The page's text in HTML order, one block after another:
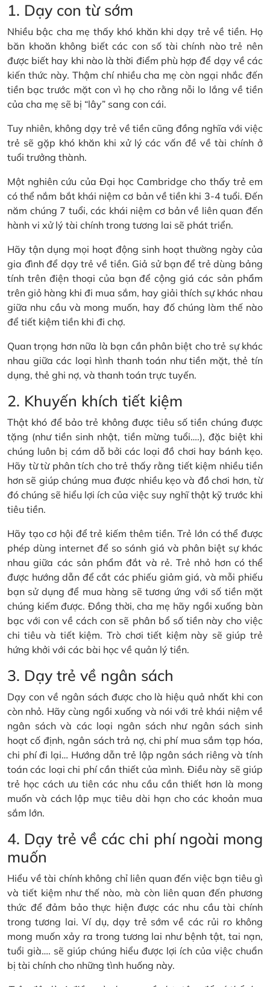
1. Dạy con từ sớm
Nhiều bậc cha mẹ thấy khó khăn khi dạy trẻ về tiền. Họ
băn khoăn không biết các con số tài chính nào trẻ nên
được biết hay khi nào là thời điểm phù hợp để dạy về các
kiến thức này. Thậm chí nhiều cha mẹ còn ngại nhắc đến
tiền bạc trước mặt con vì họ cho rằng nỗi lo lắng về tiền
của cha mẹ sẽ bị “lây” sang con cái.
Tuy nhiên, không dạy trẻ về tiền cũng đồng nghĩa với việc
trẻ sẽ gặp khó khăn khi xử lý các vấn đề về tài chính ở
tuổi trưởng thành.
Một nghiên cứu của Đại học Cambridge cho thấy trẻ em
có thể nắm bắt khái niệm cơ bản về tiền khi 3-4 tuổi. Đến
năm chúng 7 tuổi, các khái niệm cơ bản về liên quan đến
hành vi xử lý tài chính trong tương lai sẽ phát triển.
Hãy tận dụng mọi hoạt động sinh hoạt thường ngày của
gia đình để dạy trẻ về tiền. Giả sử bạn để trẻ dùng bảng
tính trên điện thoại của bạn để cộng giá các sản phẩm
trên giỏ hàng khi đi mua sắm, hay giải thích sự khác nhau
giữa nhu cầu và mong muốn, hay đố chúng làm thế nào
để tiết kiệm tiền khi đi chợ.
Quan trọng hơn nữa là bạn cần phân biệt cho trẻ sự khác
nhau giữa các loại hình thanh toán như tiền mặt, thẻ tín
dụng, thẻ ghi nợ, và thanh toán trực tuyến.
2. Khuyến khích tiết kiệm
Thật khó để bảo trẻ không được tiêu số tiền chúng được
tặng (như tiền sinh nhật, tiền mừng tuổi….), đặc biệt khi
chúng luôn bị cám dỗ bởi các loại đồ chơi hay bánh kẹo.
Hãy từ từ phân tích cho trẻ thấy rằng tiết kiệm nhiều tiền
hơn sẽ giúp chúng mua được nhiều kẹo và đồ chơi hơn, từ
đó chúng sẽ hiểu lợi ích của việc suy nghĩ thật kỹ trước khi
tiêu tiền.
Hãy tạo cơ hội để trẻ kiếm thêm tiền. Trẻ lớn có thể được
phép dùng internet để so sánh giá và phân biệt sự khác
nhau giữa các sản phẩm đắt và rẻ. Trẻ nhỏ hơn có thể
được hướng dẫn để cắt các phiếu giảm giá, và mỗi phiếu
bạn sử dụng để mua hàng sẽ tương ứng với số tiền mặt
chúng kiếm được. Đồng thời, cha mẹ hãy ngồi xuống bàn
bạc với con về cách con sẽ phân bổ số tiền này cho việc
chi tiêu và tiết kiệm. Trò chơi tiết kiệm này sẽ giúp trẻ
hứng khởi với các bài học về quản lý tiền.
3. Dạy trẻ về ngân sách
Dạy con về ngân sách được cho là hiệu quả nhất khi con
còn nhỏ. Hãy cùng ngồi xuống và nói với trẻ khái niệm về
ngân sách và các loại ngân sách như ngân sách sinh
hoạt cố định, ngân sách trả nợ, chi phí mua sắm tạp hóa,
chi phí đi lại… Hướng dẫn trẻ lập ngân sách riêng và tính
toán các loại chi phí cần thiết của mình. Điều này sẽ giúp
trẻ học cách ưu tiên các nhu cầu cần thiết hơn là mong
muốn và cách lập mục tiêu dài hạn cho các khoản mua
sắm lớn.
4. Dạy trẻ về các chi phí ngoài mong
muốn
Hiểu về tài chính không chỉ liên quan đến việc bạn tiêu gì
và tiết kiệm như thế nào, mà còn liên quan đến phương
thức để đảm bảo thực hiện được các nhu cầu tài chính
trong tương lai. Ví dụ, dạy trẻ sớm về các rủi ro không
mong muốn xảy ra trong tương lai như bệnh tật, tai nạn,
tuổi già…. sẽ giúp chúng hiểu được lợi ích của việc chuẩn
bị tài chính cho những tình huống này.